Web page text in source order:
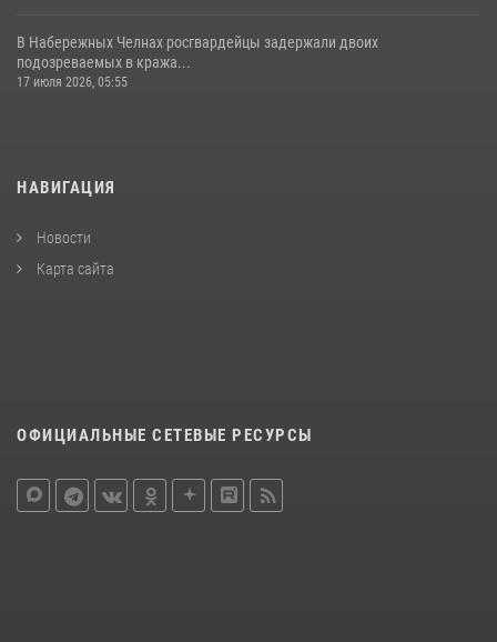
В Набережных Челнах росгвардейцы задержали двоих
подозреваемых в кража...
17 июля 2026, 05:55
НАВИГАЦИЯ
Новости
Карта сайта
ОФИЦИАЛЬНЫЕ СЕТЕВЫЕ РЕСУРСЫ